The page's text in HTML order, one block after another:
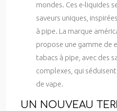
mondes. Ces e-liquides
saveurs uniques,
à pipe. La marque
propose une gamme de
tabacs à pipe, avec des
complexes, qui
de vape.
UN NOUVEAU